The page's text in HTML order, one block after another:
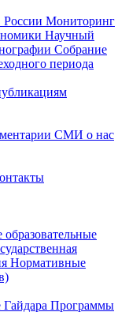
России Мониторинг
Научный
Собрание
периода
СМИ о нас
Нормативные
Программы